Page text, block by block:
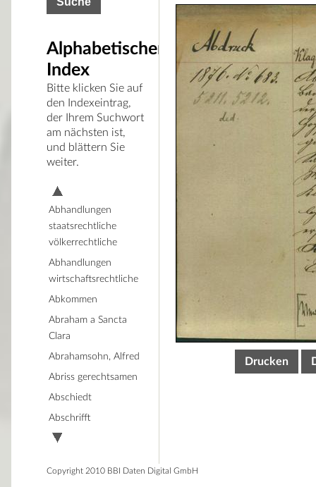
Drucken
Alphabetischer
Index
Bitte klicken Sie auf
den Indexeintrag,
der Ihrem Suchwort
am nächsten ist,
und blättern Sie
weiter.
Abhandlungen
staatsrechtliche
völkerrechtliche
Abhandlungen
wirtschaftsrechtliche
Abkommen
Abraham a Sancta
Clara
Abrahamsohn, Alfred
Abriss gerechtsamen
Abschiedt
Abschrifft
Copyright 2010 BBI Daten Digital GmbH